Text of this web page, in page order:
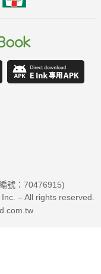
號：70476915)
– All rights reserved.